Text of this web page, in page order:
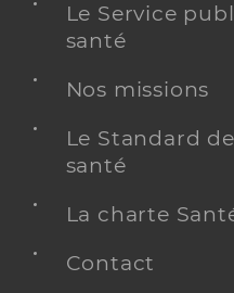
Le Service
santé
Nos missions
Le Standard
santé
La charte
Contact